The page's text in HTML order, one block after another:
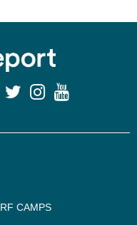
CAMPS